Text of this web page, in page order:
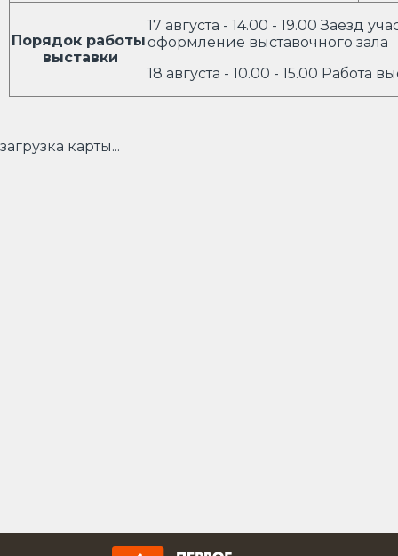
Порядок работы
выставки
17 августа - 14.00 - 19.00 Заезд
оформление выставочного зала
18 августа - 10.00 - 15.00 Работа
загрузка карты...